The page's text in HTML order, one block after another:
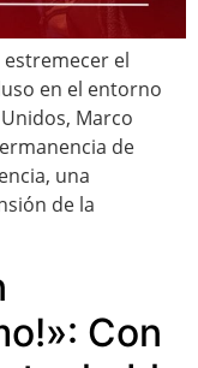
el
en el entorno
Marco
de
una
de la
Con